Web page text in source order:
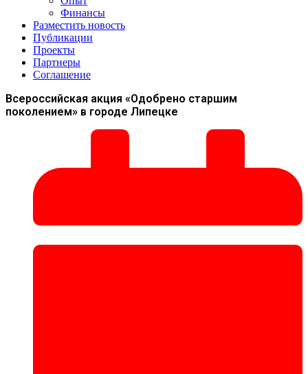
Финансы
Разместить новость
Публикации
Проекты
Партнеры
Соглашение
Всероссийская акция «Одобрено старшим
поколением» в городе Липецке